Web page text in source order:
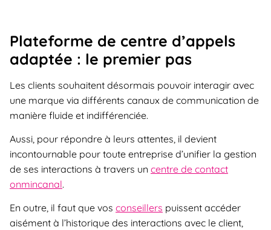
Plateforme de centre d’appels
adaptée : le premier pas
Les clients souhaitent désormais pouvoir interagir avec
une marque via différents canaux de communication de
manière fluide et indifférenciée.
Aussi, pour répondre à leurs attentes, il devient
incontournable pour toute entreprise d’unifier la gestion
de ses interactions à travers un centre de contact
onmincanal.
En outre, il faut que vos conseillers puissent accéder
aisément à l’historique des interactions avec le client,